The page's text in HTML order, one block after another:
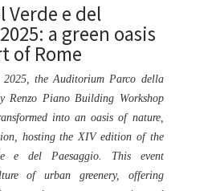
Verde e del
a green oasis
of Rome
the Auditorium Parco della
Renzo Piano Building Workshop
into an oasis of nature,
hosting the XIV edition of the
e del Paesaggio. This event
of urban greenery, offering